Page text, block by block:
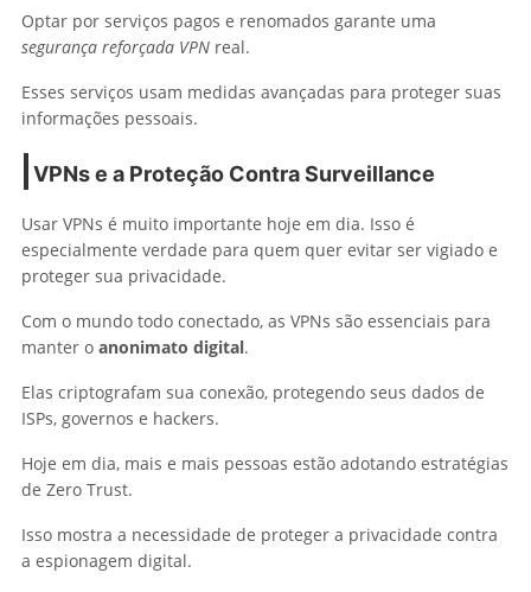
Optar por serviços pagos e renomados garante uma
segurança reforçada VPN real.
Esses serviços usam medidas avançadas para proteger suas
informações pessoais.
VPNs e a Proteção Contra Surveillance
Usar VPNs é muito importante hoje em dia. Isso é
especialmente verdade para quem quer evitar ser vigiado e
proteger sua privacidade.
Com o mundo todo conectado, as VPNs são essenciais para
manter o anonimato digital.
Elas criptografam sua conexão, protegendo seus dados de
ISPs, governos e hackers.
Hoje em dia, mais e mais pessoas estão adotando estratégias
de Zero Trust.
Isso mostra a necessidade de proteger a privacidade contra
a espionagem digital.